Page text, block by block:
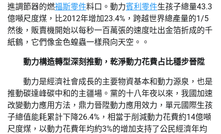
進調節器的燃福斯零件料口。動力賓利零件生孩子總量43.3
億噸尺度煤，比2012年增加23.4%，跨越世界總產量的1/5
然後，販賣機開始以每秒一百萬張的速度吐出金箔折成的千
紙鶴，它們像金色蝗蟲一樣飛向天空。。
動力構造轉型深刻推動，乾淨動力花費占比穩步晉陞
動力是經濟社會成長的主要物資基本和動力源泉，也是
推動碳達峰碳中和的主疆場。黨的十八年夜以來，我國加速
改變動力應用方法，鼎力晉陞動力應用效力，單元國際生孩
子總值能耗累計下降26.4%，相當于削減動力花費約14億噸
尺度煤，以動力花費年均約3%的增加支持了公民經濟年均